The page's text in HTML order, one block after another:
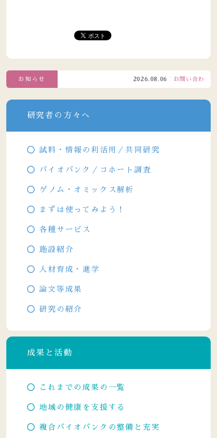
お知らせ 2026.08.06 お問い合わせ
研究者の方々へ
試料・情報の利活用／共同研究
バイオバンク／コホート調査
ゲノム・オミックス解析
まずは使ってみよう！
各種サービス
施設紹介
人材育成・進学
論文等成果
研究の紹介
成果と活動
これまでの成果の一覧
地域の健康を支援する
複合バイオバンクの整備と充実